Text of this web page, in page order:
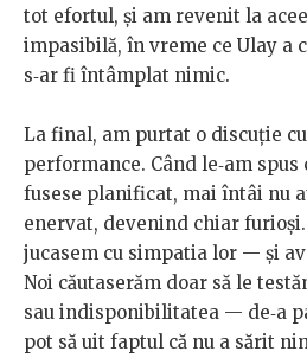
tot efortul, şi am revenit la
impasibilă, în vreme ce Ulay a
s‑ar fi întâmplat nimic.
La final, am purtat o discuţie
performance. Când le‑am
fusese planificat, mai întâi nu
enervat, devenind chiar furioşi.
jucasem cu simpatia lor — şi
Noi căutaserăm doar să le
sau indisponibilitatea — de‑a
pot să uit faptul că nu a sărit